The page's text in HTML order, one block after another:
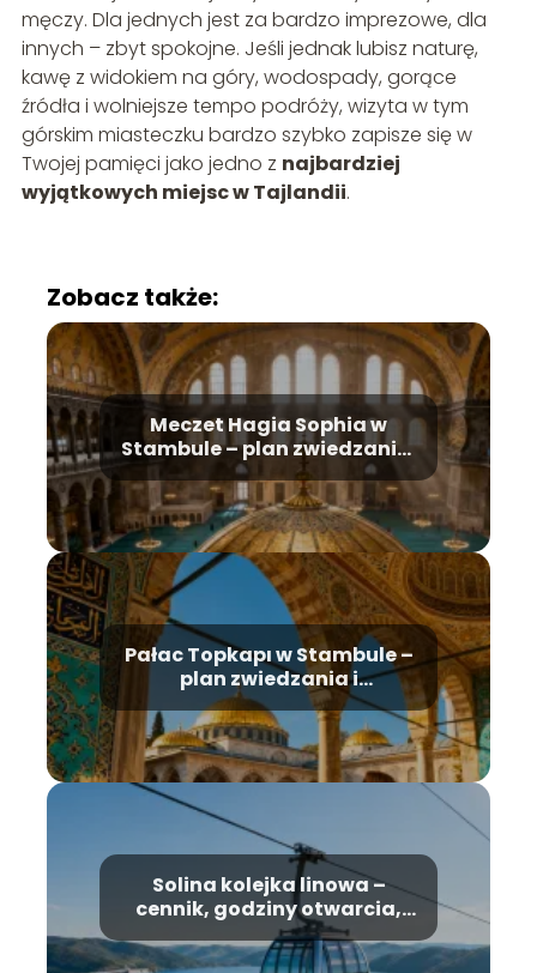
męczy. Dla jednych jest za bardzo imprezowe, dla
innych – zbyt spokojne. Jeśli jednak lubisz naturę,
kawę z widokiem na góry, wodospady, gorące
źródła i wolniejsze tempo podróży, wizyta w tym
górskim miasteczku bardzo szybko zapisze się w
Twojej pamięci jako jedno z najbardziej
wyjątkowych miejsc w Tajlandii.
Zobacz także:
Meczet Hagia Sophia w
Stambule – plan zwiedzania,
historia, bilety
Pałac Topkapı w Stambule –
plan zwiedzania i
najważniejsze atrakcje
Solina kolejka linowa –
cennik, godziny otwarcia,
informacje